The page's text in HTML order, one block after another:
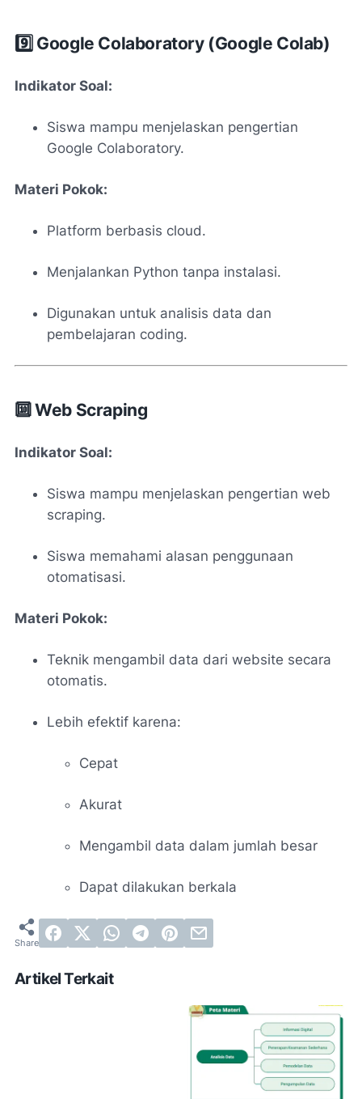
9️⃣ Google Colaboratory (Google Colab)
Indikator Soal:
Siswa mampu menjelaskan pengertian
Google Colaboratory.
Materi Pokok:
Platform berbasis cloud.
Menjalankan Python tanpa instalasi.
Digunakan untuk analisis data dan
pembelajaran coding.
🔟 Web Scraping
Indikator Soal:
Siswa mampu menjelaskan pengertian web
scraping.
Siswa memahami alasan penggunaan
otomatisasi.
Materi Pokok:
Teknik mengambil data dari website secara
otomatis.
Lebih efektif karena:
Cepat
Akurat
Mengambil data dalam jumlah besar
Dapat dilakukan berkala
Artikel Terkait